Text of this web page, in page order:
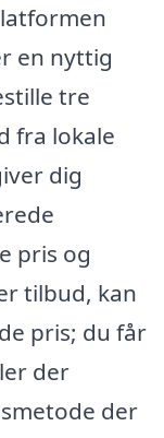
en nyttig
tre
fra lokale
dig
pris og
tilbud, kan
pris; du får
der
der